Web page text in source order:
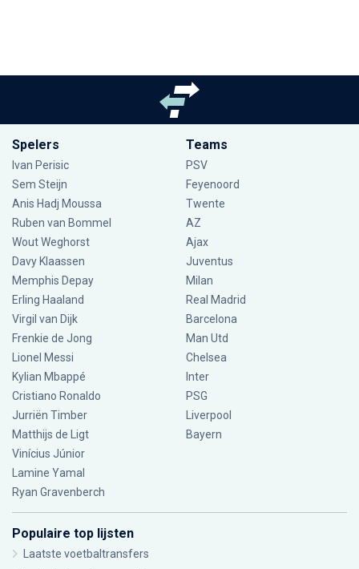
Spelers
Ivan Perisic
Sem Steijn
Anis Hadj Moussa
Ruben van Bommel
Wout Weghorst
Davy Klaassen
Memphis Depay
Erling Haaland
Virgil van Dijk
Frenkie de Jong
Lionel Messi
Kylian Mbappé
Cristiano Ronaldo
Jurriën Timber
Matthijs de Ligt
Vinícius Júnior
Lamine Yamal
Ryan Gravenberch
Teams
PSV
Feyenoord
Twente
AZ
Ajax
Juventus
Milan
Real Madrid
Barcelona
Man Utd
Chelsea
Inter
PSG
Liverpool
Bayern
Populaire top lijsten
Laatste voetbaltransfers